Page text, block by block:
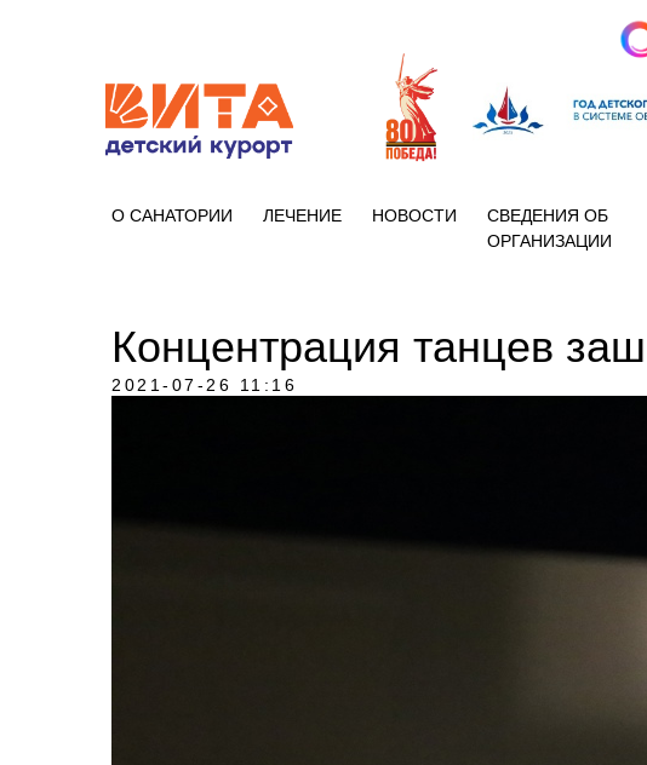
+7 (86133) 97-888
О САНАТОРИИ НОВОСТИ
СВЕДЕНИЯ ОБ
ОРГАНИЗАЦИИ
ЛЕЧЕНИЕ
Концентрация танцев
2021-07-26 11:16